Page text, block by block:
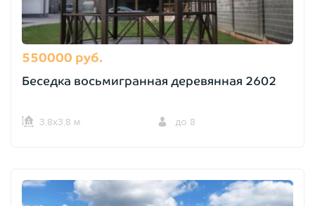
550000 руб.
Беседка восьмигранная деревянная 2602
3,8х3,8 м. до 8